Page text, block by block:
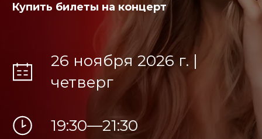
Купить билеты на концерт
26 ноября 2026 г. |
четверг
19:30—21:30